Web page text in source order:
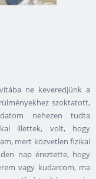
ne keveredjünk a
szoktatott,
nehezen tudta
illettek, volt, hogy
mert közvetlen fizikai
nap éreztette, hogy
vagy kudarcom, ma